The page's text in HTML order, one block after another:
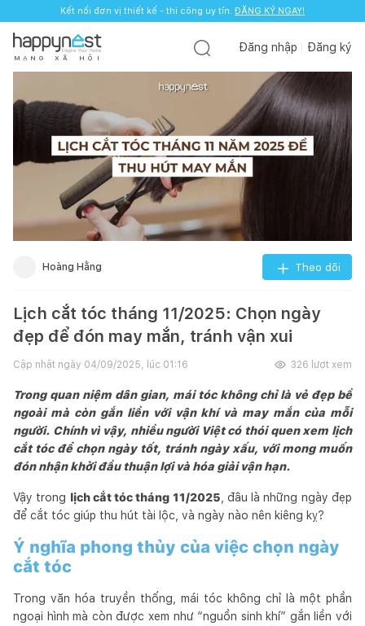
Kết nối đơn vị thiết kế - thi công uy tín. ĐĂNG KÝ NGAY!
M Ạ N G X Ã H Ộ I
Đăng nhập Đăng ký
Hoàng Hằng Theo dõi
Lịch cắt tóc tháng 11/2025: Chọn ngày
đẹp để đón may mắn, tránh vận xui
Cập nhật ngày 04/09/2025, lúc 01:16 326 lượt xem
Trong quan niệm dân gian, mái tóc không chỉ là vẻ đẹp bề
ngoài mà còn gắn liền với vận khí và may mắn của mỗi
người. Chính vì vậy, nhiều người Việt có thói quen xem lịch
cắt tóc để chọn ngày tốt, tránh ngày xấu, với mong muốn
đón nhận khởi đầu thuận lợi và hóa giải vận hạn.
Vậy trong lịch cắt tóc tháng 11/2025 , đâu là những ngày đẹp
để cắt tóc giúp thu hút tài lộc, và ngày nào nên kiêng kỵ?
Ý nghĩa phong thủy của việc chọn ngày
cắt tóc
Trong văn hóa truyền thống, mái tóc không chỉ là một phần
ngoại hình mà còn được xem như “nguồn sinh khí” gắn liền với